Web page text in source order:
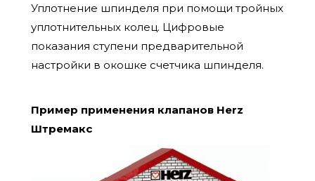
Уплотнение шпинделя при помощи тройных
уплотнительных колец. Цифровые
показания ступени предварительной
настройки в окошке счетчика шпинделя.
Пример применения клапанов Herz
Штремакс